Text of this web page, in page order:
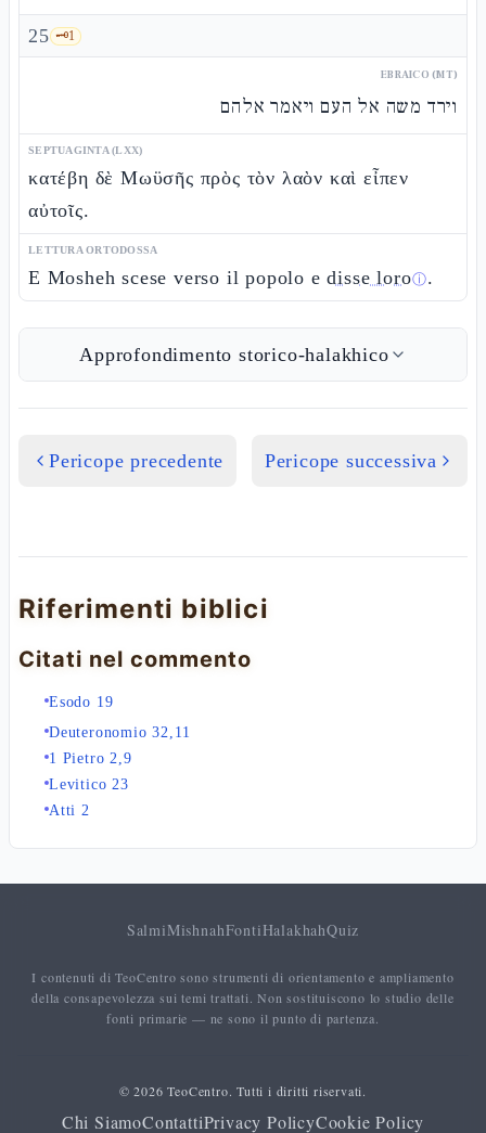
25 🗝️1
EBRAICO (MT)
וירד משה אל העם ויאמר אלהם
SEPTUAGINTA (LXX)
κατέβη δὲ Μωϋσῆς πρὸς τὸν λαὸν καὶ εἶπεν
αὐτοῖς.
LETTURA ORTODOSSA
E Mosheh scese verso il popolo edisse loroⓘ.
Approfondimento storico-halakhico
Pericope precedente Pericope successiva
Riferimenti biblici
Citati nel commento
Esodo 19
Deuteronomio 32,11
1 Pietro 2,9
Levitico 23
Atti 2
SalmiMishnahFontiHalakhahQuiz
I contenuti di TeoCentro sono strumenti di orientamento e ampliamento
della consapevolezza sui temi trattati. Non sostituiscono lo studio delle
fonti primarie — ne sono il punto di partenza.
© 2026 TeoCentro. Tutti i diritti riservati.
Chi SiamoContattiPrivacy PolicyCookie Policy